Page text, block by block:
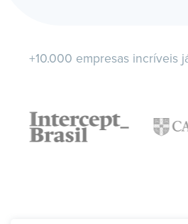
+10.000 empresas incríveis